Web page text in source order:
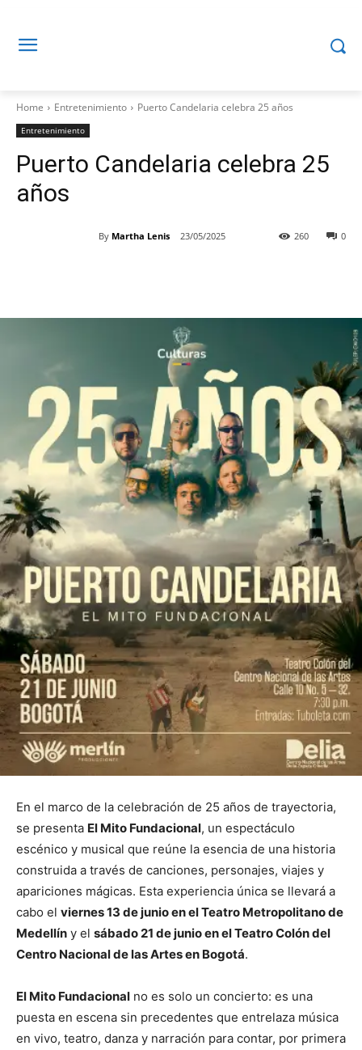
Home Entretenimiento Puerto Candelaria celebra 25 años
Entretenimiento
Puerto Candelaria celebra 25
años
By Martha Lenis 23/05/2025 0
260
En el marco de la celebración de 25 años de trayectoria,
se presenta El Mito Fundacional, un espectáculo
escénico y musical que reúne la esencia de una historia
construida a través de canciones, personajes, viajes y
apariciones mágicas. Esta experiencia única se llevará a
cabo el viernes 13 de junio en el Teatro Metropolitano de
Medellín y el sábado 21 de junio en el Teatro Colón del
Centro Nacional de las Artes en Bogotá.
El Mito Fundacional no es solo un concierto: es una
puesta en escena sin precedentes que entrelaza música
en vivo, teatro, danza y narración para contar, por primera